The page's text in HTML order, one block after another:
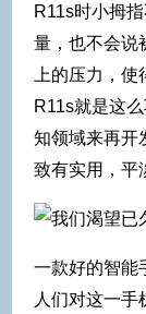
R11s时小拇
量，也不会说
上的压力，
R11s就是这
知领域来再开
致有实用，平
一款好的智能
人们对这一手